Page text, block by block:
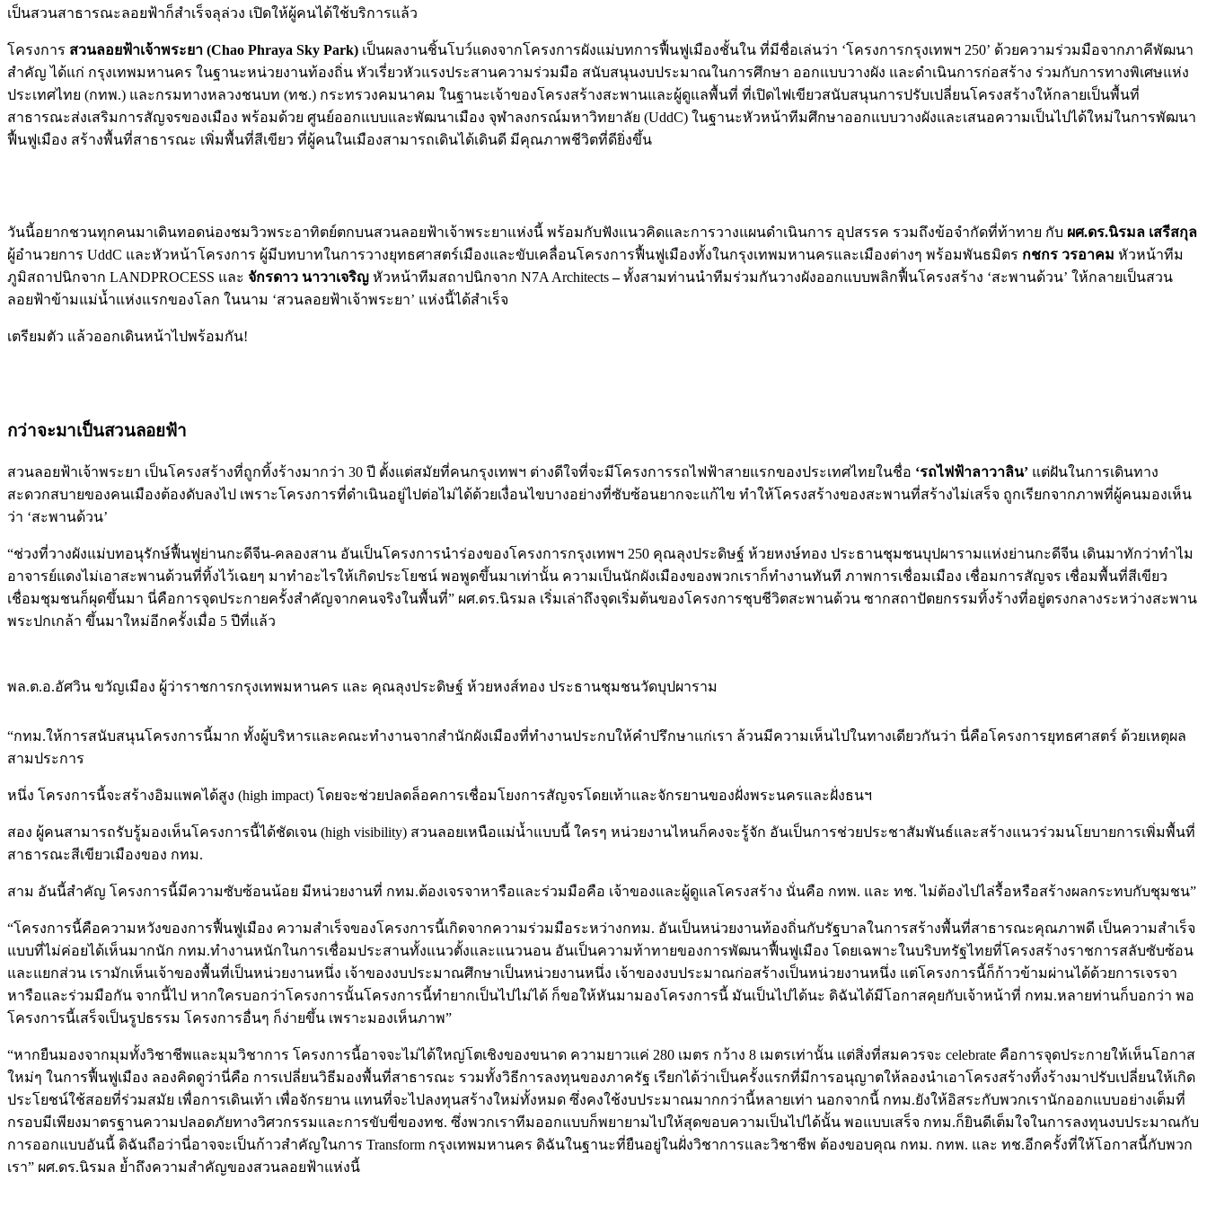
เป็นสวนสาธารณะลอยฟ้าก็สำเร็จลุล่วง เปิดให้ผู้คนได้ใช้บริการแล้ว
โครงการ สวนลอยฟ้าเจ้าพระยา (Chao Phraya Sky Park) เป็นผลงานชิ้นโบว์แดงจากโครงการผังแม่บทการฟื้นฟูเมืองชั้นใน ที่มีชื่อเล่นว่า ‘โครงการกรุงเทพฯ 250’ ด้วยความร่วมมือจากภาคีพัฒนา
สำคัญ ได้แก่ กรุงเทพมหานคร ในฐานะหน่วยงานท้องถิ่น หัวเรี่ยวหัวแรงประสานความร่วมมือ สนับสนุนงบประมาณในการศึกษา ออกแบบวางผัง และดำเนินการก่อสร้าง ร่วมกับการทางพิเศษแห่ง
ประเทศไทย (กทพ.) และกรมทางหลวงชนบท (ทช.) กระทรวงคมนาคม ในฐานะเจ้าของโครงสร้างสะพานและผู้ดูแลพื้นที่ ที่เปิดไฟเขียวสนับสนุนการปรับเปลี่ยนโครงสร้างให้กลายเป็นพื้นที่
สาธารณะส่งเสริมการสัญจรของเมือง พร้อมด้วย ศูนย์ออกแบบและพัฒนาเมือง จุฬาลงกรณ์มหาวิทยาลัย (UddC) ในฐานะหัวหน้าทีมศึกษาออกแบบวางผังและเสนอความเป็นไปได้ใหม่ในการพัฒนา
ฟื้นฟูเมือง สร้างพื้นที่สาธารณะ เพิ่มพื้นที่สีเขียว ที่ผู้คนในเมืองสามารถเดินได้เดินดี มีคุณภาพชีวิตที่ดียิ่งขึ้น
วันนี้อยากชวนทุกคนมาเดินทอดน่องชมวิวพระอาทิตย์ตกบนสวนลอยฟ้าเจ้าพระยาแห่งนี้ พร้อมกับฟังแนวคิดและการวางแผนดำเนินการ อุปสรรค รวมถึงข้อจำกัดที่ท้าทาย กับ ผศ.ดร.นิรมล เสรีสกุล
ผู้อำนวยการ UddC และหัวหน้าโครงการ ผู้มีบทบาทในการวางยุทธศาสตร์เมืองและขับเคลื่อนโครงการฟื้นฟูเมืองทั้งในกรุงเทพมหานครและเมืองต่างๆ พร้อมพันธมิตร กชกร วรอาคม หัวหน้าทีม
ภูมิสถาปนิกจาก LANDPROCESS และ จักรดาว นาวาเจริญ หัวหน้าทีมสถาปนิกจาก N7A Architects–ทั้งสามท่านนำทีมร่วมกันวางผังออกแบบพลิกฟื้นโครงสร้าง ‘สะพานด้วน’ ให้กลายเป็นสวน
ลอยฟ้าข้ามแม่น้ำแห่งแรกของโลก ในนาม ‘สวนลอยฟ้าเจ้าพระยา’ แห่งนี้ได้สำเร็จ
เตรียมตัว แล้วออกเดินหน้าไปพร้อมกัน!
กว่าจะมาเป็นสวนลอยฟ้า
สวนลอยฟ้าเจ้าพระยา เป็นโครงสร้างที่ถูกทิ้งร้างมากว่า 30 ปี ตั้งแต่สมัยที่คนกรุงเทพฯ ต่างดีใจที่จะมีโครงการรถไฟฟ้าสายแรกของประเทศไทยในชื่อ ‘รถไฟฟ้าลาวาลิน’ แต่ฝันในการเดินทาง
สะดวกสบายของคนเมืองต้องดับลงไป เพราะโครงการที่ดำเนินอยู่ไปต่อไม่ได้ด้วยเงื่อนไขบางอย่างที่ซับซ้อนยากจะแก้ไข ทำให้โครงสร้างของสะพานที่สร้างไม่เสร็จ ถูกเรียกจากภาพที่ผู้คนมองเห็น
ว่า ‘สะพานด้วน’
“ช่วงที่วางผังแม่บทอนุรักษ์ฟื้นฟูย่านกะดีจีน-คลองสาน อันเป็นโครงการนำร่องของโครงการกรุงเทพฯ 250 คุณลุงประดิษฐ์ ห้วยหงษ์ทอง ประธานชุมชนบุปผารามแห่งย่านกะดีจีน เดินมาทักว่าทำไม
อาจารย์แดงไม่เอาสะพานด้วนที่ทิ้งไว้เฉยๆ มาทำอะไรให้เกิดประโยชน์ พอพูดขึ้นมาเท่านั้น ความเป็นนักผังเมืองของพวกเราก็ทำงานทันที ภาพการเชื่อมเมือง เชื่อมการสัญจร เชื่อมพื้นที่สีเขียว
เชื่อมชุมชนก็ผุดขึ้นมา นี่คือการจุดประกายครั้งสำคัญจากคนจริงในพื้นที่” ผศ.ดร.นิรมล เริ่มเล่าถึงจุดเริ่มต้นของโครงการชุบชีวิตสะพานด้วน ซากสถาปัตยกรรมทิ้งร้างที่อยู่ตรงกลางระหว่างสะพาน
พระปกเกล้า ขึ้นมาใหม่อีกครั้งเมื่อ 5 ปีที่แล้ว
พล.ต.อ.อัศวิน ขวัญเมือง ผู้ว่าราชการกรุงเทพมหานคร และ คุณลุงประดิษฐ์ ห้วยหงส์ทอง ประธานชุมชนวัดบุปผาราม
“กทม.ให้การสนับสนุนโครงการนี้มาก ทั้งผู้บริหารและคณะทำงานจากสำนักผังเมืองที่ทำงานประกบให้คำปรึกษาแก่เรา ล้วนมีความเห็นไปในทางเดียวกันว่า นี่คือโครงการยุทธศาสตร์ ด้วยเหตุผล
สามประการ
หนึ่ง โครงการนี้จะสร้างอิมแพคได้สูง (high impact) โดยจะช่วยปลดล็อคการเชื่อมโยงการสัญจรโดยเท้าและจักรยานของฝั่งพระนครและฝั่งธนฯ
สอง ผู้คนสามารถรับรู้มองเห็นโครงการนี้ได้ชัดเจน (high visibility) สวนลอยเหนือแม่น้ำแบบนี้ ใครๆ หน่วยงานไหนก็คงจะรู้จัก อันเป็นการช่วยประชาสัมพันธ์และสร้างแนวร่วมนโยบายการเพิ่มพื้นที่
สาธารณะสีเขียวเมืองของ กทม.
สาม อันนี้สำคัญ โครงการนี้มีความซับซ้อนน้อย มีหน่วยงานที่ กทม.ต้องเจรจาหารือและร่วมมือคือ เจ้าของและผู้ดูแลโครงสร้าง นั่นคือ กทพ. และ ทช. ไม่ต้องไปไล่รื้อหรือสร้างผลกระทบกับชุมชน”
“โครงการนี้คือความหวังของการฟื้นฟูเมือง ความสำเร็จของโครงการนี้เกิดจากความร่วมมือระหว่างกทม. อันเป็นหน่วยงานท้องถิ่นกับรัฐบาลในการสร้างพื้นที่สาธารณะคุณภาพดี เป็นความสำเร็จ
แบบที่ไม่ค่อยได้เห็นมากนัก กทม.ทำงานหนักในการเชื่อมประสานทั้งแนวตั้งและแนวนอน อันเป็นความท้าทายของการพัฒนาฟื้นฟูเมือง โดยเฉพาะในบริบทรัฐไทยที่โครงสร้างราชการสลับซับซ้อน
และแยกส่วน เรามักเห็นเจ้าของพื้นที่เป็นหน่วยงานหนึ่ง เจ้าของงบประมาณศึกษาเป็นหน่วยงานหนึ่ง เจ้าของงบประมาณก่อสร้างเป็นหน่วยงานหนึ่ง แต่โครงการนี้ก็ก้าวข้ามผ่านได้ด้วยการเจรจา
หารือและร่วมมือกัน จากนี้ไป หากใครบอกว่าโครงการนั้นโครงการนี้ทำยากเป็นไปไม่ได้ ก็ขอให้หันมามองโครงการนี้ มันเป็นไปได้นะ ดิฉันได้มีโอกาสคุยกับเจ้าหน้าที่ กทม.หลายท่านก็บอกว่า พอ
โครงการนี้เสร็จเป็นรูปธรรม โครงการอื่นๆ ก็ง่ายขึ้น เพราะมองเห็นภาพ”
“หากยืนมองจากมุมทั้งวิชาชีพและมุมวิชาการ โครงการนี้อาจจะไม่ได้ใหญ่โตเชิงของขนาด ความยาวแค่ 280 เมตร กว้าง 8 เมตรเท่านั้น แต่สิ่งที่สมควรจะ celebrate คือการจุดประกายให้เห็นโอกาส
ใหม่ๆ ในการฟื้นฟูเมือง ลองคิดดูว่านี่คือ การเปลี่ยนวิธีมองพื้นที่สาธารณะ รวมทั้งวิธีการลงทุนของภาครัฐ เรียกได้ว่าเป็นครั้งแรกที่มีการอนุญาตให้ลองนำเอาโครงสร้างทิ้งร้างมาปรับเปลี่ยนให้เกิด
ประโยชน์ใช้สอยที่ร่วมสมัย เพื่อการเดินเท้า เพื่อจักรยาน แทนที่จะไปลงทุนสร้างใหม่ทั้งหมด ซึ่งคงใช้งบประมาณมากกว่านี้หลายเท่า นอกจากนี้ กทม.ยังให้อิสระกับพวกเรานักออกแบบอย่างเต็มที่
กรอบมีเพียงมาตรฐานความปลอดภัยทางวิศวกรรมและการขับขี่ของทช. ซึ่งพวกเราทีมออกแบบก็พยายามไปให้สุดขอบความเป็นไปได้นั้น พอแบบเสร็จ กทม.ก็ยินดีเต็มใจในการลงทุนงบประมาณกับ
การออกแบบอันนี้ ดิฉันถือว่านี่อาจจะเป็นก้าวสำคัญในการ Transform กรุงเทพมหานคร ดิฉันในฐานะที่ยืนอยู่ในฝั่งวิชาการและวิชาชีพ ต้องขอบคุณ กทม. กทพ. และ ทช.อีกครั้งที่ให้โอกาสนี้กับพวก
เรา” ผศ.ดร.นิรมล ย้ำถึงความสำคัญของสวนลอยฟ้าแห่งนี้